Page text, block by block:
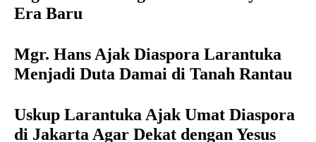
Era Baru
Mgr. Hans Ajak Diaspora Larantuka
Menjadi Duta Damai di Tanah Rantau
Uskup Larantuka Ajak Umat Diaspora
di Jakarta Agar Dekat dengan Yesus